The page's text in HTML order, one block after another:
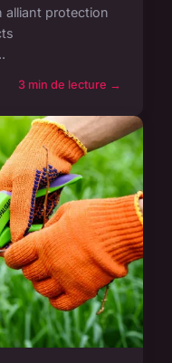
alliant protection
3 min de lecture →